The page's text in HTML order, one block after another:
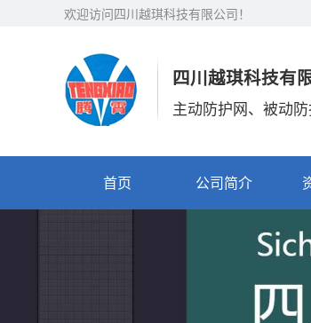
欢迎访问四川越琪科技有限公司！
四川越琪科技有
主动防护网、被动
首页 公司简介